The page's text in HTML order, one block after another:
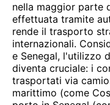
nella maggior parte
effettuata tramite
rende il trasporto
internazionali.
e Senegal, l'utilizzo
diventa cruciale: i
trasportati via
marittimo (come